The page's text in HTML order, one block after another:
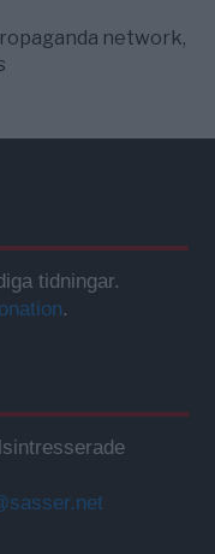
network,
tidningar.
.